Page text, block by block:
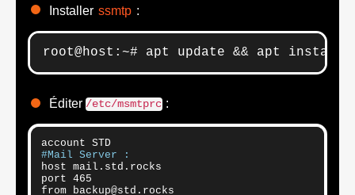
Installer ssmtp :
root@host:~# apt update && apt install
Éditer /etc/msmtprc:
account STD
#Mail Server :
host mail.std.rocks
port 465